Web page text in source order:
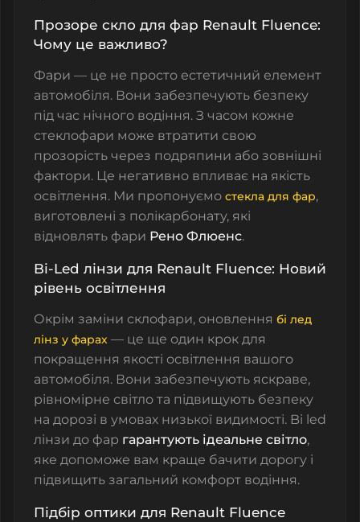
Прозоре скло для фар Renault Fluence:
Чому це важливо?
Фари — це не просто естетичний елемент
автомобіля. Вони забезпечують безпеку
під час нічного водіння. З часом кожне
стеклофари може втратити свою
прозорість через подряпини або зовнішні
фактори. Це негативно впливає на якість
освітлення. Ми пропонуємо стекла для фар,
виготовлені з полікарбонату, які
відновлять фари Рено Флюенс.
Bi-Led лінзи для Renault Fluence: Новий
рівень освітлення
Окрім заміни склофари, оновлення бі лед
лінз у фарах — це ще один крок для
покращення якості освітлення вашого
автомобіля. Вони забезпечують яскраве,
рівномірне світло та підвищують безпеку
на дорозі в умовах низької видимості. Bi led
лінзи до фар гарантують ідеальне світло,
яке допоможе вам краще бачити дорогу і
підвищить загальний комфорт водіння.
Підбір оптики для Renault Fluence